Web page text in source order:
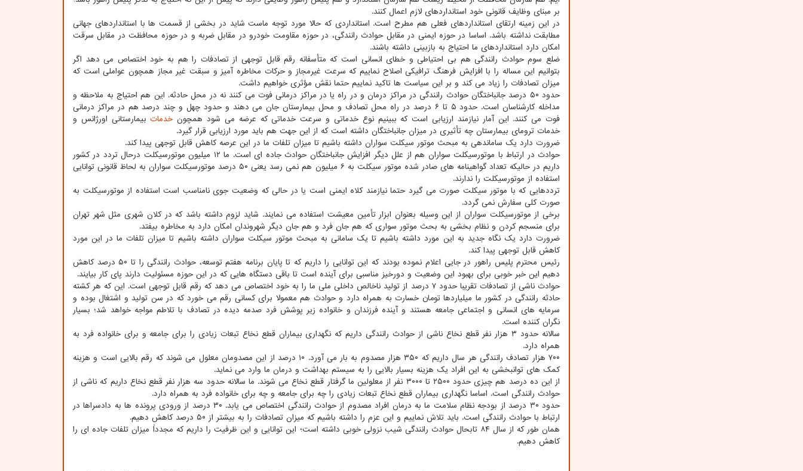
بر مبنای وظایف قانونی خود استانداردهای لازم اعمال کنند.
در این زمینه ارتقای استانداردهای فعلی هم مطرح است. استانداردی که حالا مورد توجه ماست شاید در بخشی از قسمت ها با استانداردهای جهانی
مطابقت نداشته باشد. اساسا در حوزه ایمنی در مقابل حوادث رانندگی، در حوزه مقاومت خودرو در مقابل ضربه و در حوزه محافظت در مقابل سرقت
امکان دارد استانداردهای ما احتیاج به بازبینی داشته باشند.
ضلع سوم حوادث رانندگی هم بی احتیاطی و خطای انسانی است که متأسفانه رقم قابل توجهی از تصادفات را هم به خود اختصاص می دهد اگر
بتوانیم این مساله را با افزایش فرهنگ ترافیکی اصلاح نماییم که سرعت غیرمجاز و حرکات مخاطره آمیز و سبقت غیر مجاز همچون عواملی است که
میزان تصادفات را زیاد می کند و بر این سیاست ها تاکید نماییم حتما نقش مؤثری خواهیم داشت.
حدود ۵۰ درصد جانباختگان حوادث رانندگی در مراکز درمان و در راه یا در مراکز درمانی فوت می کنند نه در محل حادثه. این هم احتیاج به ملاحظه و
مداخله کارشناسان است. حدود ۵ تا ۶ درصد در راه محل تصادف و محل بیمارستان جان می دهند و حدود چهل و چند درصد هم در مراکز درمانی
فوت می کنند. این آمار نیازمند ارزیابی است که ببینیم نوع خدماتی و سرعت خدماتی که عرضه می شود همچون خدمات بیمارستانی اورژانس و
خدمات ترومای بیمارستان چه تأثیری در میزان جانباختگان داشته است که از این جهت هم باید مورد ارزیابی قرار گیرد.
ضرورت دارد یک ساماندهی به مبحث موتور سیکلت سواران داشته باشیم تا میزان تلفات ما در این عرصه کاهش قابل توجهی پیدا کند.
حوادث در ارتباط با موتورسیکلت سواران هم از علل دیگر افزایش جانباختگان حوادث جاده ای است. ما ۱۲ میلیون موتورسیکلت درحال تردد در کشور
داریم در حالیکه تعداد گواهینامه های صادر شده موتور سیکلت به ۶ میلیون هم نمی رسد یعنی ۵۰ درصد موتورسیکلت سواران به لحاظ قانونی توانایی
استفاده از موتورسیکلت را ندارند.
ترددهایی که با موتور سیکلت صورت می گیرد حتما نیازمند کلاه ایمنی است یا در حالی که وضعیت جوی نامناسب است استفاده از موتورسیکلت به
صورت کلی سفارش نمی گردد.
برخی از موتورسیکلت سواران از این وسیله بعنوان ابزار تأمین معیشت استفاده می نمایند. شاید لزوم داشته باشد که در کلان شهری مثل شهر تهران
برای منسجم کردن و نظام بخشی به بحث موتور سواری که هم جان فرد و هم جان دیگر شهروندان امکان دارد به مخاطره بیفتد.
ضرورت دارد یک نگاه جدید به این مورد داشته باشیم تا یک سامانی به مبحث موتور سیکلت سواران داشته باشیم تا میزان تلفات ما در این مورد
کاهش قابل توجهی پیدا کند.
رئیس محترم پلیس راهور در جایی اعلام نموده بودند که این توانایی را داریم که تا پایان برنامه هفتم توسعه، حوادث رانندگی را تا ۵۰ درصد کاهش
دهیم این خبر خوبی برای بهبود این وضعیت و دورخیز مناسبی برای آینده است تا باقی دستگاه هایی که در این حوزه مسئولیت دارند پای کار بیایند.
حوادث ناشی از تصادفات تقریبا حدود ۷ درصد از تولید ناخالص داخلی ملی ما را به خود اختصاص می دهد که رقم قابل توجهی است. این که هر کشته
حادثه رانندگی در کشور ما میلیاردها تومان خسارت به همراه دارد و حوادث هم معمولا برای کسانی رقم می خورد که در سن تولید و اشتغال بوده و
سرمایه های انسانی و اجتماعی جامعه هستند و آینده فرزندان و خانواده زیر پوشش فرد صدمه دیده در تصادف با تلاطم مواجه خواهد شد؛ بسیار
نگران کننده است.
سالانه حدود ۳ هزار نفر قطع نخاع ناشی از حوادث رانندگی داریم که نگهداری بیماران قطع نخاع تبعات زیادی را برای جامعه و برای خانواده فرد به
همراه دارد.
۷۰۰ هزار تصادف رانندگی هر سال داریم که ۳۵۰ هزار مصدوم به بار می آورد. ۱۰ درصد از این مصدومان معلول می شوند که رقم بالایی است و هزینه
کمک های توانبخشی به این افراد یک هزینه بسیار بالایی را به سیستم بهداشت و درمان ما وارد می نماید.
از این ده درصد هم چیزی حدود ۲۵۰۰ تا ۳۰۰۰ نفر از معلولین ما گرفتار قطع نخاع می شوند. ما سالانه حدود سه هزار نفر قطع نخاع داریم که ناشی از
حوادث رانندگی است. اساسا نگهداری بیماران قطع نخاع تبعات زیادی را چه برای جامعه و چه برای خانواده فرد به همراه دارد.
حدود ۳۰ درصد از بودجه نظام سلامت ما به درمان افراد مصدوم از حوادث رانندگی اختصاص می یابد. ۳۰ درصد از ورودی پرونده ها به دادسراها در
ارتباط با حوادث رانندگی است. باید تلاش نماییم و این عزم را داشته باشیم که میزان تصادفات را به بیشتر از ۵۰ درصد کاهش دهیم.
همان طور که از سال ۸۴ تابحال حوادث رانندگی شیب نزولی خوبی داشته است؛ این توانایی و این ظرفیت را داریم که مجدداً میزان تلفات جاده ای را
کاهش دهیم.